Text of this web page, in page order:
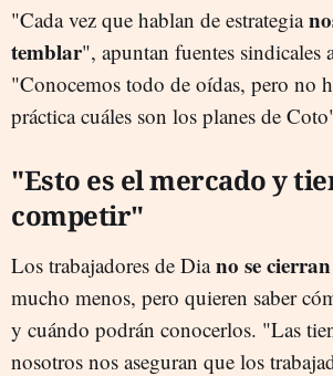
"Cada vez que hablan de estrategia
temblar", apuntan fuentes sindicales
"Conocemos todo de oídas, pero no
práctica cuáles son los planes de
"Esto es el mercado y
competir"
Los trabajadores de Diano se
mucho menos, pero quieren saber
y cuándo podrán conocerlos. "Las
nosotros nos aseguran que los